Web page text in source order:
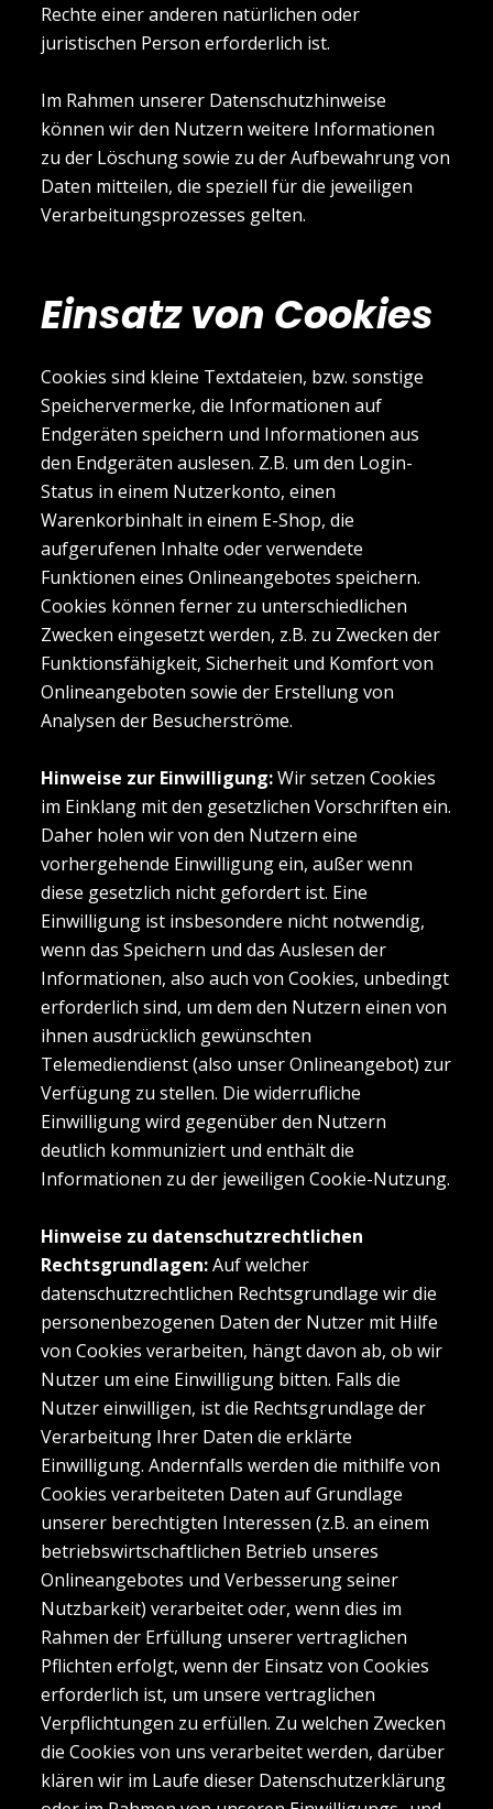
Rechte einer anderen natürlichen oder
juristischen Person erforderlich ist.
Im Rahmen unserer Datenschutzhinweise
können wir den Nutzern weitere Informationen
zu der Löschung sowie zu der Aufbewahrung von
Daten mitteilen, die speziell für die jeweiligen
Verarbeitungsprozesses gelten.
Einsatz von Cookies
Cookies sind kleine Textdateien, bzw. sonstige
Speichervermerke, die Informationen auf
Endgeräten speichern und Informationen aus
den Endgeräten auslesen. Z.B. um den Login-
Status in einem Nutzerkonto, einen
Warenkorbinhalt in einem E-Shop, die
aufgerufenen Inhalte oder verwendete
Funktionen eines Onlineangebotes speichern.
Cookies können ferner zu unterschiedlichen
Zwecken eingesetzt werden, z.B. zu Zwecken der
Funktionsfähigkeit, Sicherheit und Komfort von
Onlineangeboten sowie der Erstellung von
Analysen der Besucherströme.
Hinweise zur Einwilligung:Wir setzen Cookies
im Einklang mit den gesetzlichen Vorschriften ein.
Daher holen wir von den Nutzern eine
vorhergehende Einwilligung ein, außer wenn
diese gesetzlich nicht gefordert ist. Eine
Einwilligung ist insbesondere nicht notwendig,
wenn das Speichern und das Auslesen der
Informationen, also auch von Cookies, unbedingt
erforderlich sind, um dem den Nutzern einen von
ihnen ausdrücklich gewünschten
Telemediendienst (also unser Onlineangebot) zur
Verfügung zu stellen. Die widerrufliche
Einwilligung wird gegenüber den Nutzern
deutlich kommuniziert und enthält die
Informationen zu der jeweiligen Cookie-Nutzung.
Hinweise zu datenschutzrechtlichen
Rechtsgrundlagen:Auf welcher
datenschutzrechtlichen Rechtsgrundlage wir die
personenbezogenen Daten der Nutzer mit Hilfe
von Cookies verarbeiten, hängt davon ab, ob wir
Nutzer um eine Einwilligung bitten. Falls die
Nutzer einwilligen, ist die Rechtsgrundlage der
Verarbeitung Ihrer Daten die erklärte
Einwilligung. Andernfalls werden die mithilfe von
Cookies verarbeiteten Daten auf Grundlage
unserer berechtigten Interessen (z.B. an einem
betriebswirtschaftlichen Betrieb unseres
Onlineangebotes und Verbesserung seiner
Nutzbarkeit) verarbeitet oder, wenn dies im
Rahmen der Erfüllung unserer vertraglichen
Pflichten erfolgt, wenn der Einsatz von Cookies
erforderlich ist, um unsere vertraglichen
Verpflichtungen zu erfüllen. Zu welchen Zwecken
die Cookies von uns verarbeitet werden, darüber
klären wir im Laufe dieser Datenschutzerklärung